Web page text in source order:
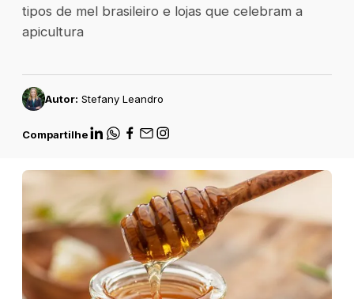
tipos de mel brasileiro e lojas que celebram a
apicultura
Autor: Stefany Leandro
Compartilhe